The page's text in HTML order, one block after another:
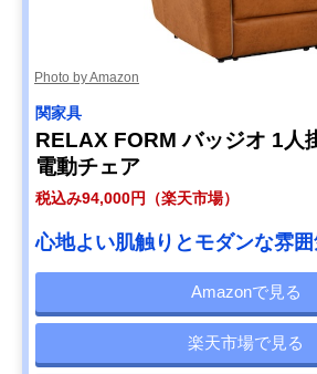
Photo by Amazon
関家具
RELAX FORM バッジオ 1人
電動チェア
税込み94,000円（楽天市場）
心地よい肌触りとモダンな雰
Amazonで見る
楽天市場で見る